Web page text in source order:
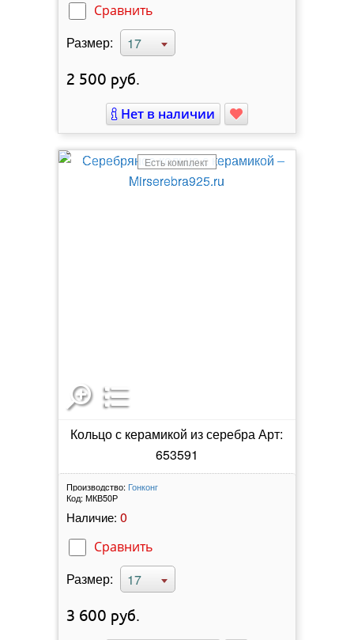
Сравнить
Размер: 17
2 500 руб.
Нет в наличии
Есть комплект
Кольцо с керамикой из серебра Арт:
653591
Производство: Гонконг
Код: МКВ50Р
Наличие: 0
Сравнить
Размер: 17
3 600 руб.